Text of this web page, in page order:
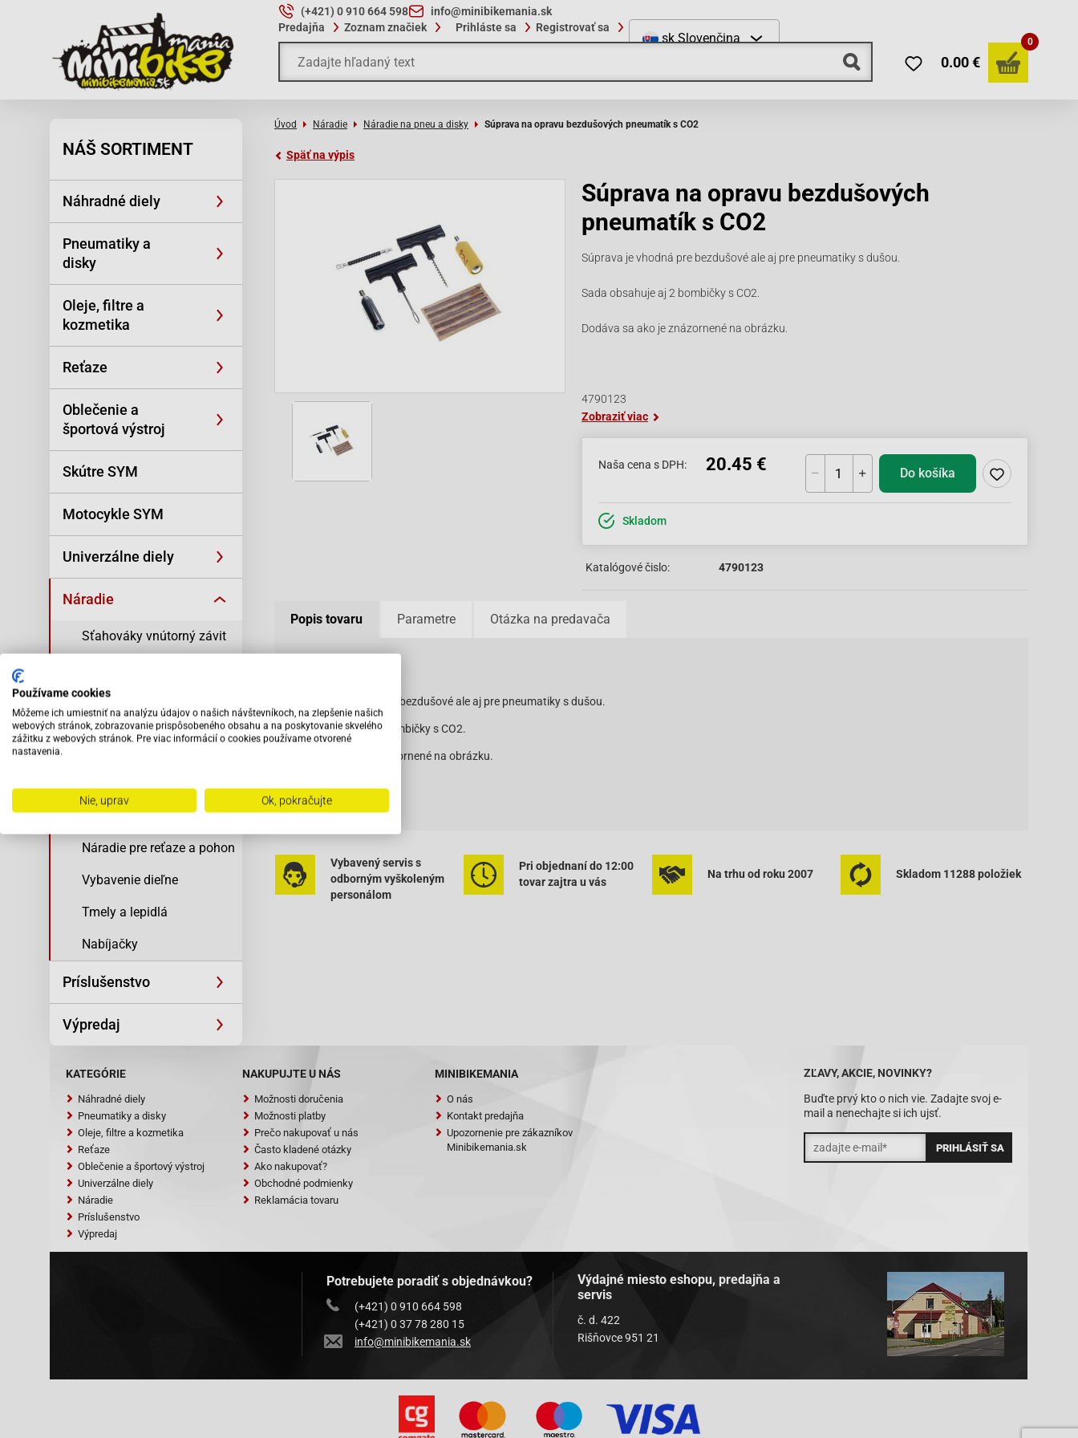
(+421) 0 910 664 598
info@minibikemania.sk
Predajňa
Zoznam značiek Prihláste sa Registrovať sa
sk Slovenčina
0.00 €
0
NÁŠ SORTIMENT
Náhradné diely
Pneumatiky a
disky
Oleje, filtre a
kozmetika
Reťaze
Oblečenie a
športová výstroj
Skútre SYM
Motocykle SYM
Univerzálne diely
Náradie
Sťahováky vnútorný závit
Náradie na variator a
spojku
Náradie na motor a spojku
Náradie pre reťaze a pohon
Vybavenie dieľne
Tmely a lepidlá
Nabíjačky
Príslušenstvo
Výpredaj
Úvod Náradie Náradie na pneu a disky Súprava na opravu bezdušových pneumatík s CO2
Späť na výpis
Súprava na opravu bezdušových
pneumatík s CO2
Súprava je vhodná pre bezdušové ale aj pre pneumatiky s dušou.
Sada obsahuje aj 2 bombičky s CO2.
Dodáva sa ako je znázornené na obrázku.
4790123
Zobraziť viac
Naša cena s DPH: 20.45 € Do košíka
Skladom
Katalógové čislo: 4790123
Popis tovaru Parametre Otázka na predavača
Súprava je vhodná pre bezdušové ale aj pre pneumatiky s dušou.
Sada obsahuje aj 2 bombičky s CO2.
Dodáva sa ako je znázornené na obrázku.
4790123
Vybavený servis s
odborným vyškoleným
personálom
Pri objednaní do 12:00
tovar zajtra u vás
Na trhu od roku 2007 Skladom 11288 položiek
ZĽAVY, AKCIE, NOVINKY?
Buďte prvý kto o nich vie. Zadajte svoj e-
mail a nenechajte si ich ujsť.
KATEGÓRIE
Náhradné diely
Pneumatiky a disky
Oleje, filtre a kozmetika
Reťaze
Oblečenie a športový výstroj
Univerzálne diely
Náradie
Príslušenstvo
Výpredaj
NAKUPUJTE U NÁS
Možnosti doručenia
Možnosti platby
Prečo nakupovať u nás
Často kladené otázky
Ako nakupovať?
Obchodné podmienky
Reklamácia tovaru
MINIBIKEMANIA
O nás
Kontakt predajňa
Upozornenie pre zákazníkov
Minibikemania.sk
Potrebujete poradiť s objednávkou?
(+421) 0 910 664 598
(+421) 0 37 78 280 15
info@minibikemania.sk
Výdajné miesto eshopu, predajňa a
servis
č. d. 422
Rišňovce 951 21
Používame cookies
Môžeme ich umiestniť na analýzu údajov o našich návštevníkoch, na zlepšenie našich
webových stránok, zobrazovanie prispôsobeného obsahu a na poskytovanie skvelého
zážitku z webových stránok. Pre viac informácií o cookies používame otvorené
nastavenia.
Nie, uprav Ok, pokračujte